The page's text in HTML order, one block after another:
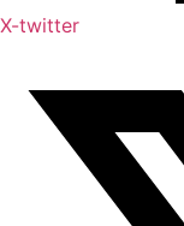
X-twitter